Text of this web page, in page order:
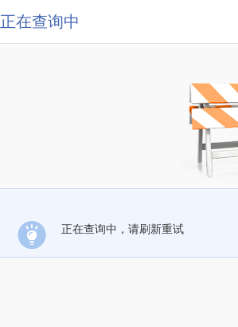
正在查询中
正在查询中，请刷新重试